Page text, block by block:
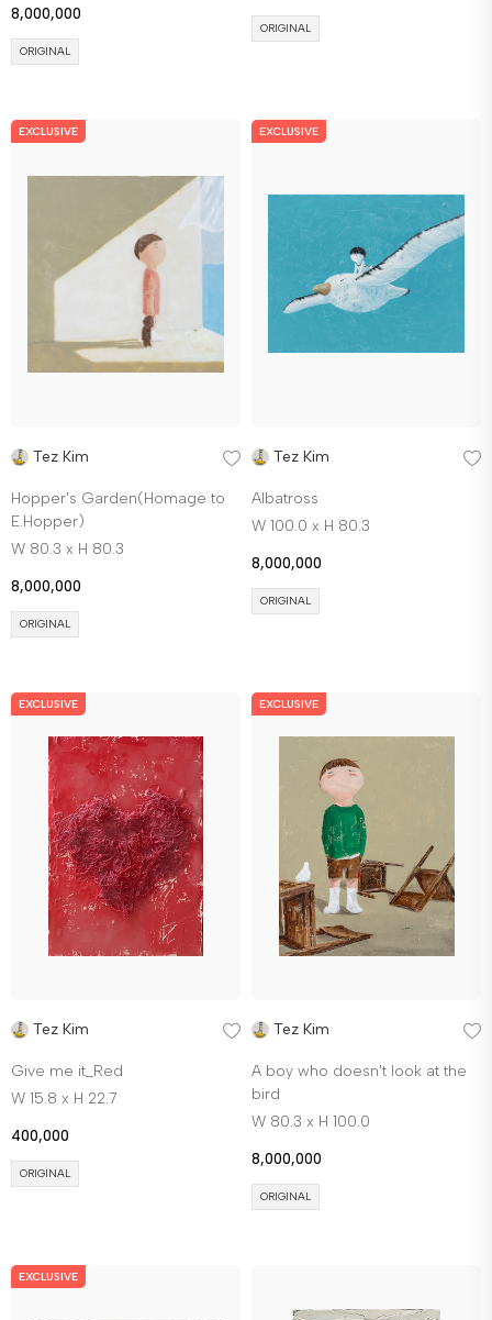
8,000,000
ORIGINAL
ORIGINAL
EXCLUSIVE
Tez Kim
Hopper's Garden(Homage to
E.Hopper)
W 80.3 x H 80.3
8,000,000
ORIGINAL
EXCLUSIVE
Tez Kim
Albatross
W 100.0 x H 80.3
8,000,000
ORIGINAL
EXCLUSIVE
Tez Kim
Give me it_Red
W 15.8 x H 22.7
400,000
ORIGINAL
EXCLUSIVE
Tez Kim
A boy who doesn't look at the
bird
W 80.3 x H 100.0
8,000,000
ORIGINAL
EXCLUSIVE